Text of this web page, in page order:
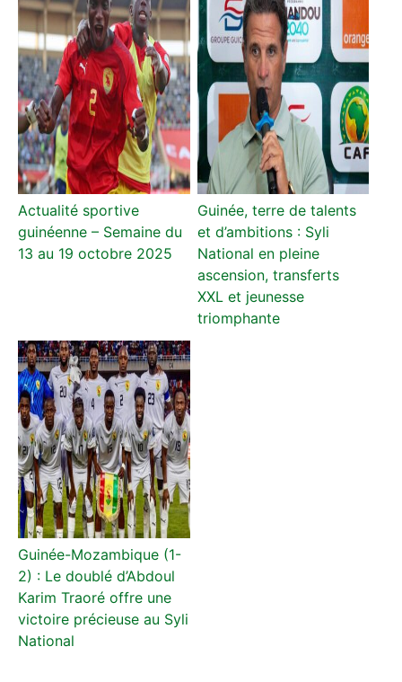
Actualité sportive
guinéenne – Semaine du
13 au 19 octobre 2025
Guinée, terre de talents
et d’ambitions : Syli
National en pleine
ascension, transferts
XXL et jeunesse
triomphante
Guinée-Mozambique (1-
2) : Le doublé d’Abdoul
Karim Traoré offre une
victoire précieuse au Syli
National